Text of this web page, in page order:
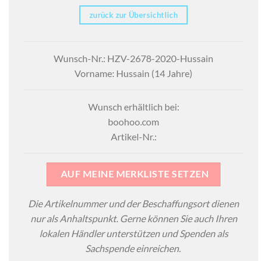
zurück zur Übersichtlich
Wunsch-Nr.: HZV-2678-2020-Hussain
Vorname: Hussain (14 Jahre)
Wunsch erhältlich bei:
boohoo.com
Artikel-Nr.:
AUF MEINE MERKLISTE SETZEN
Die Artikelnummer und der Beschaffungsort dienen
nur als Anhaltspunkt. Gerne können Sie auch Ihren
lokalen Händler unterstützen und Spenden als
Sachspende einreichen.